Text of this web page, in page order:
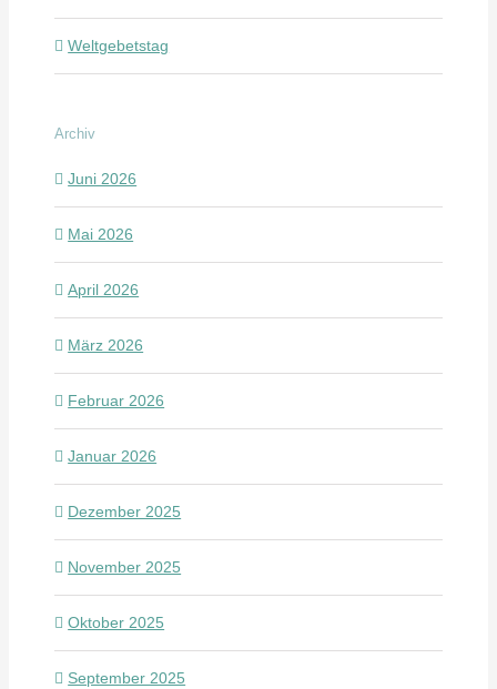
Weltgebetstag
Archiv
Juni 2026
Mai 2026
April 2026
März 2026
Februar 2026
Januar 2026
Dezember 2025
November 2025
Oktober 2025
September 2025